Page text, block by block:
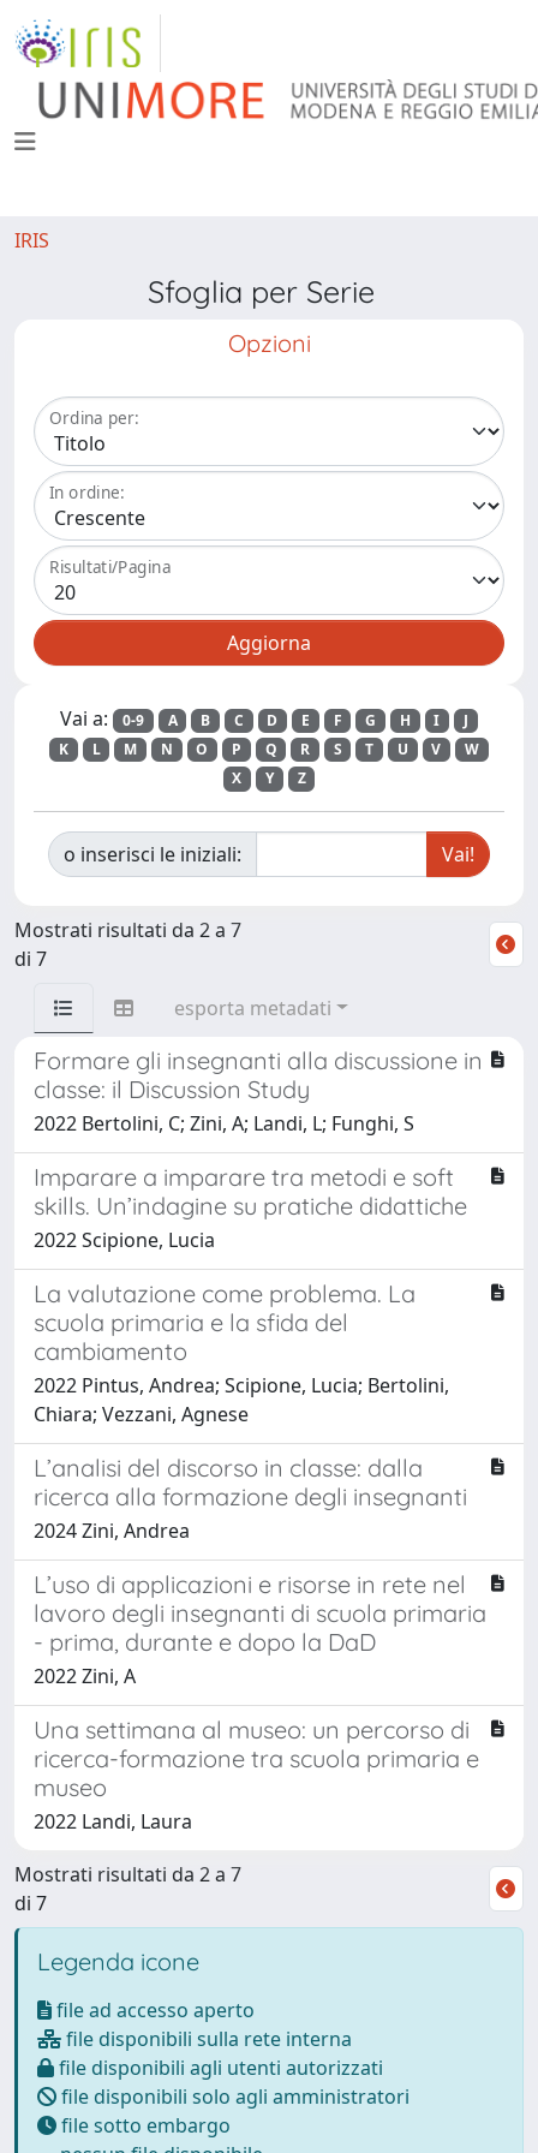
IRIS
Sfoglia per Serie
Opzioni
Ordina per:
In ordine:
Risultati/Pagina
Vai a: 0-9 A B C D E F G H I
J
K
L M N O P Q R S T U V
W
X
Y Z
o inserisci le iniziali:
Mostrati risultati da 2 a 7
di 7
esporta metadati
Formare gli insegnanti alla discussione in
classe: il Discussion Study
2022 Bertolini, C; Zini, A; Landi, L; Funghi, S
Imparare a imparare tra metodi e soft
skills. Un’indagine su pratiche didattiche
2022 Scipione, Lucia
La valutazione come problema. La
scuola primaria e la sfida del
cambiamento
2022 Pintus, Andrea; Scipione, Lucia; Bertolini,
Chiara; Vezzani, Agnese
L’analisi del discorso in classe: dalla
ricerca alla formazione degli insegnanti
2024 Zini, Andrea
L’uso di applicazioni e risorse in rete nel
lavoro degli insegnanti di scuola primaria
- prima, durante e dopo la DaD
2022 Zini, A
Una settimana al museo: un percorso di
ricerca-formazione tra scuola primaria e
museo
2022 Landi, Laura
Mostrati risultati da 2 a 7
di 7
Legenda icone
file ad accesso aperto
file disponibili sulla rete interna
file disponibili agli utenti autorizzati
file disponibili solo agli amministratori
file sotto embargo